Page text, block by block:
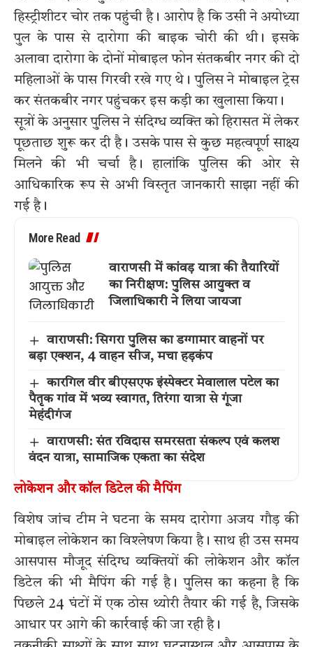
हिस्ट्रीशीटर चोर तक पहुंची है। आरोप है कि उसी ने अयोध्या
पुल के पास से दारोगा की बाइक चोरी की थी। इसके
अलावा दारोगा के दोनों मोबाइल फोन संतकबीर नगर की दो
महिलाओं के पास गिरवी रखे गए थे। पुलिस ने मोबाइल ट्रेस
कर संतकबीर नगर पहुंचकर इस कड़ी का खुलासा किया।
सूत्रों के अनुसार पुलिस ने संदिग्ध व्यक्ति को हिरासत में लेकर
पूछताछ शुरू कर दी है। उसके पास से कुछ महत्वपूर्ण साक्ष्य
मिलने की भी चर्चा है। हालांकि पुलिस की ओर से
आधिकारिक रूप से अभी विस्तृत जानकारी साझा नहीं की
गई है।
More Read
वाराणसी में कांवड़ यात्रा की तैयारियों
का निरीक्षण: पुलिस आयुक्त व
जिलाधिकारी ने लिया जायजा
वाराणसी: सिगरा पुलिस का डग्गामार वाहनों पर
बड़ा एक्शन, 4 वाहन सीज, मचा हड़कंप
कारगिल वीर बीएसएफ इंस्पेक्टर मेवालाल पटेल का
पैतृक गांव में भव्य स्वागत, तिरंगा यात्रा से गूंजा
मेहंदीगंज
वाराणसी: संत रविदास समरसता संकल्प एवं कलश
वंदन यात्रा, सामाजिक एकता का संदेश
लोकेशन और कॉल डिटेल की मैपिंग
विशेष जांच टीम ने घटना के समय दारोगा अजय गौड़ की
मोबाइल लोकेशन का विश्लेषण किया है। साथ ही उस समय
आसपास मौजूद संदिग्ध व्यक्तियों की लोकेशन और कॉल
डिटेल की भी मैपिंग की गई है। पुलिस का कहना है कि
पिछले 24 घंटों में एक ठोस थ्योरी तैयार की गई है, जिसके
आधार पर आगे की कार्रवाई की जा रही है।